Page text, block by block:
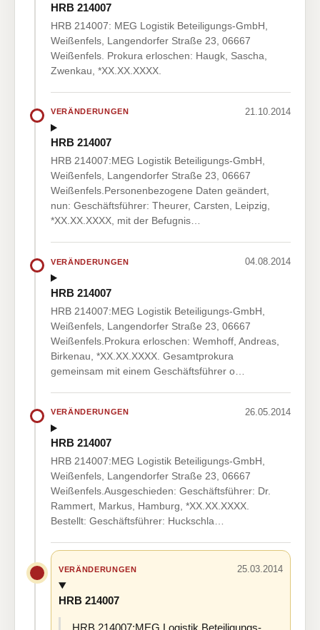
HRB 214007
HRB 214007: MEG Logistik Beteiligungs-GmbH,
Weißenfels, Langendorfer Straße 23, 06667
Weißenfels. Prokura erloschen: Haugk, Sascha,
Zwenkau, *XX.XX.XXXX.
VERÄNDERUNGEN 21.10.2014
HRB 214007
HRB 214007:MEG Logistik Beteiligungs-GmbH,
Weißenfels, Langendorfer Straße 23, 06667
Weißenfels.Personenbezogene Daten geändert,
nun: Geschäftsführer: Theurer, Carsten, Leipzig,
*XX.XX.XXXX, mit der Befugnis…
VERÄNDERUNGEN 04.08.2014
HRB 214007
HRB 214007:MEG Logistik Beteiligungs-GmbH,
Weißenfels, Langendorfer Straße 23, 06667
Weißenfels.Prokura erloschen: Wemhoff, Andreas,
Birkenau, *XX.XX.XXXX. Gesamtprokura
gemeinsam mit einem Geschäftsführer o…
VERÄNDERUNGEN 26.05.2014
HRB 214007
HRB 214007:MEG Logistik Beteiligungs-GmbH,
Weißenfels, Langendorfer Straße 23, 06667
Weißenfels.Ausgeschieden: Geschäftsführer: Dr.
Rammert, Markus, Hamburg, *XX.XX.XXXX.
Bestellt: Geschäftsführer: Huckschla…
VERÄNDERUNGEN 25.03.2014
HRB 214007
HRB 214007:MEG Logistik Beteiligungs-